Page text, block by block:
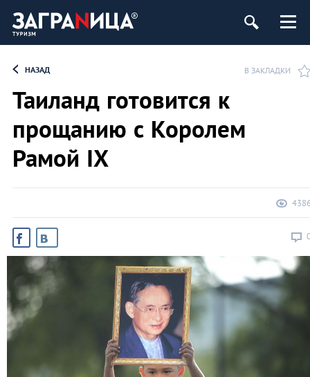
НАЗАД В ЗАКЛАДКИ
Таиланд готовится к
прощанию с Королем
Рамой IX